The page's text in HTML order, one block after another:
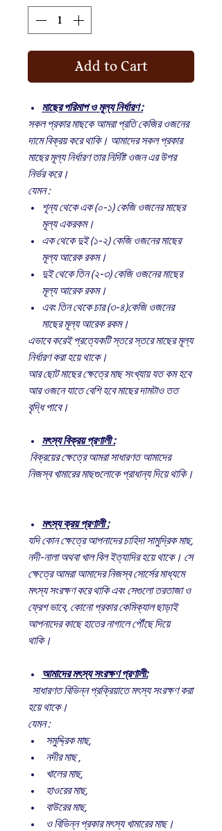
Add to Cart
মাছের পরিমাপ ও মূল্য নির্ধারণ :
সকল প্রকার মাছকে আমরা প্রতি কেজির ওজনের
দামে বিক্রয় করে থাকি। আমাদের সকল প্রকার
মাছের মূল্য নির্ধারণ তার নির্দিষ্ট ওজন এর উপর
নির্ভর করে।
যেমন :
শূন্য থেকে এক (০-১) কেজি ওজনের মাছের
মূল্য একরকম।
এক থেকে দুই (১-২) কেজি ওজনের মাছের
মূল্য আরেক রকম।
দুই থেকে তিন (২-৩) কেজি ওজনের মাছের
মূল্য আরেক রকম।
এবং তিন থেকে চার (৩-৪)কেজি ওজনের
মাছের মূল্য আরেক রকম।
এভাবে করেই প্রত্যেকটি স্তরে স্তরে মাছের মূল্য
নির্ধারণ করা হয়ে থাকে।
আর ছোট মাছের ক্ষেত্রে মাছ সংখ্যায় যত কম হবে
আর ওজনে যাতে বেশি হবে মাছের দামটাও তত
বৃদ্ধি পাবে।
মৎস্য বিক্রয় প্রণালী :
বিক্রয়ের ক্ষেত্রে আমরা সাধারণত আমাদের
নিজস্ব খামারের মাছগুলোকে প্রাধান্য দিয়ে থাকি।
মৎস্য ক্রয় প্রণালী :
যদি কোন ক্ষেত্রে আপনাদের চাহিদা সামুদ্রিক মাছ,
নদী-নালা অথবা খাল বিল ইত্যাদির হয়ে থাকে। সে
ক্ষেত্রে আমরা আমাদের নিজস্ব সোর্সের মাধ্যমে
মৎস্য সংরক্ষণ করে থাকি এবং সেগুলো তরতাজা ও
ফ্রেশ ভাবে, কোনো প্রকার কেমিক্যাল ছাড়াই
আপনাদের কাছে হাতের নাগালে পৌঁছে দিয়ে
থাকি।
আমাদের মৎস্য সংরক্ষণ প্রণালী:
সাধারণত বিভিন্ন প্রক্রিয়াতে মৎস্য সংরক্ষণ করা
হয়ে থাকে।
যেমন :
সমুদ্দ্রিক মাছ,
নদীর মাছ ,
খালের মাছ,
হাওরের মাছ,
বাউরের মাছ,
ও বিভিন্ন প্রকার মৎস্য খামারের মাছ।